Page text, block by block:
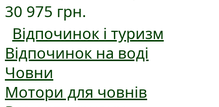
30 975 грн.
Відпочинок і туризм
Відпочинок на воді
Човни
Мотори для човнів